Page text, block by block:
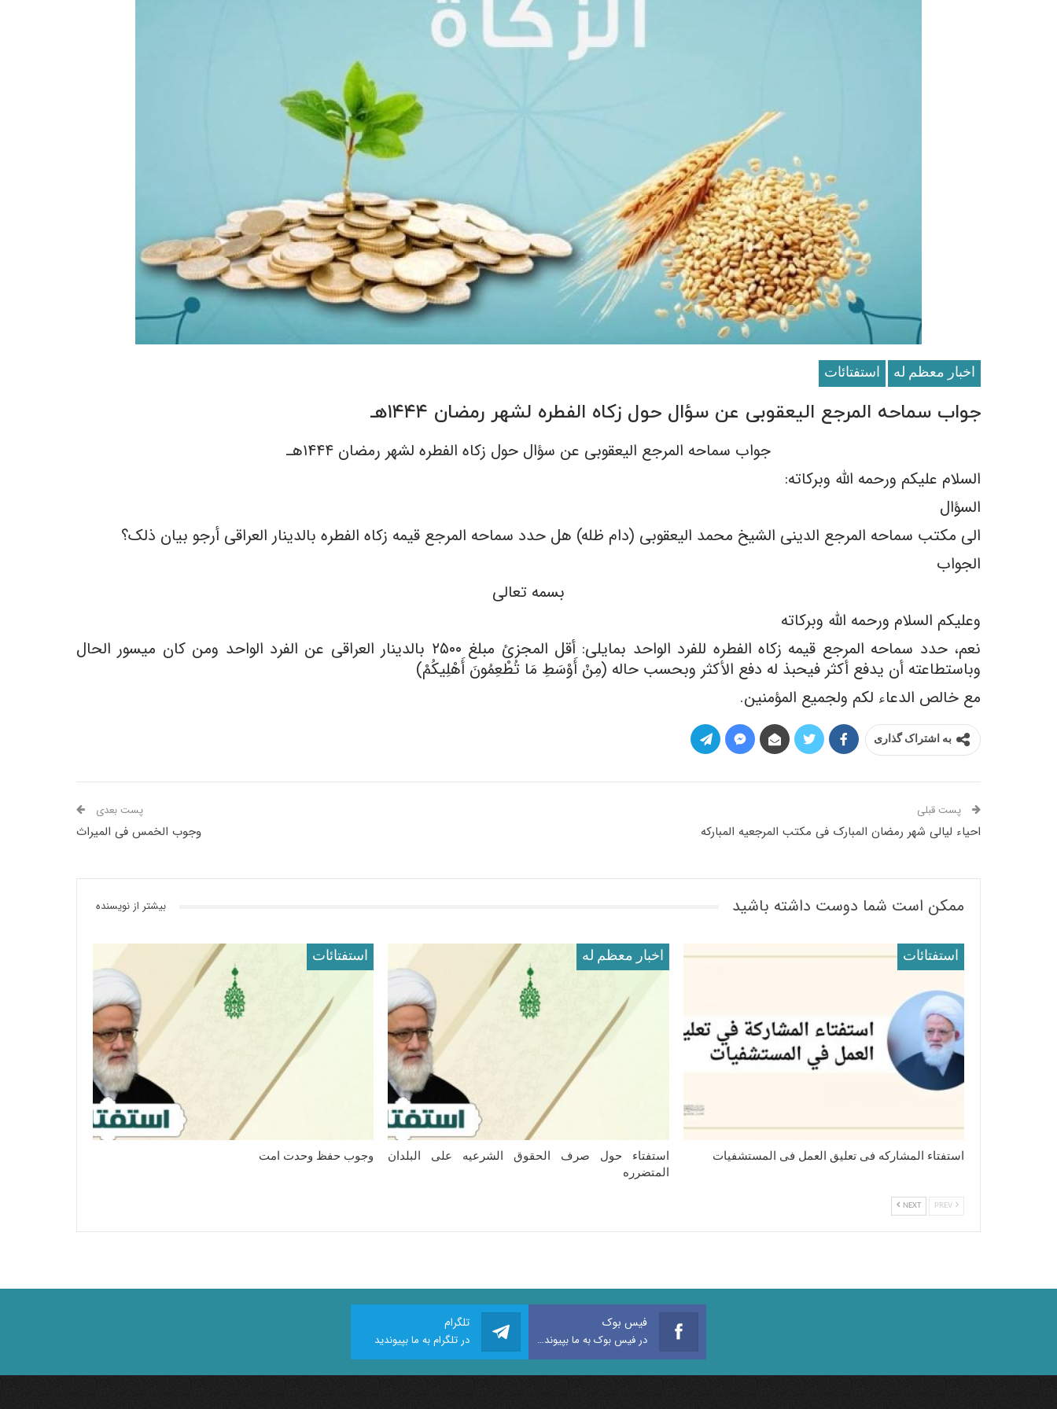
اخبار معظم له استفتائات
جواب سماحه المرجع الیعقوبی عن سؤال حول زکاه الفطره لشهر رمضان ١۴۴۴هـ
جواب سماحه المرجع الیعقوبی عن سؤال حول زکاه الفطره لشهر رمضان ١۴۴۴هـ
السلام علیکم ورحمه الله وبرکاته:
السؤال
الى مکتب سماحه المرجع الدینی الشیخ محمد الیعقوبی (دام ظله) هل حدد سماحه المرجع قیمه زکاه الفطره بالدینار العراقی أرجو بیان ذلک؟
الجواب
بسمه تعالى
وعلیکم السلام ورحمه الله وبرکاته
نعم، حدد سماحه المرجع قیمه زکاه الفطره للفرد الواحد بمایلی: أقل المجزئ مبلغ ٢۵٠٠ بالدینار العراقی عن الفرد الواحد ومن کان میسور الحال
وباستطاعته أن یدفع أکثر فیحبذ له دفع الأکثر وبحسب حاله (مِنْ أَوْسَطِ مَا تُطْعِمُونَ أَهْلِیکُمْ)
مع خالص الدعاء لکم ولجمیع المؤمنین.
به اشتراک گذاری
پست قبلی
احیاء لیالی شهر رمضان المبارک فی مکتب المرجعیه المبارکه
پست بعدی
وجوب الخمس فی المیراث
ممکن است شما دوست داشته باشید بیشتر از نویسنده
استفتائات
استفتاء المشارکه فی تعلیق العمل فی المستشفیات
اخبار معظم له
استفتاء حول صرف الحقوق الشرعیه على البلدان
المتضرره
استفتائات
وجوب حفظ وحدت امت
NEXT
فیس بوک
در فیس بوک به ما بپیوندید
تلگرام
در تلگرام به ما بپیوندید